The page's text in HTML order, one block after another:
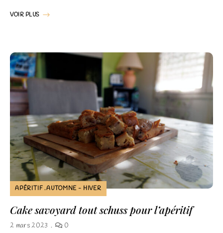
VOIR PLUS
APÉRITIF AUTOMNE - HIVER
Cake savoyard tout schuss pour l’apéritif
2 mars 2023 0